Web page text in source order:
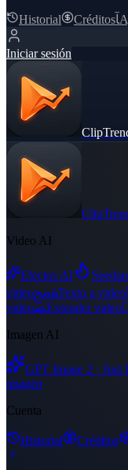
Historial Créditosﺂ
Iniciar sesión
Video AI
Efectos AI
videoﵾTexto a video
videoﻀExtender video
Imagen AI
GPT Image 2 · Just
imagen
Cuenta
Historial Créditos